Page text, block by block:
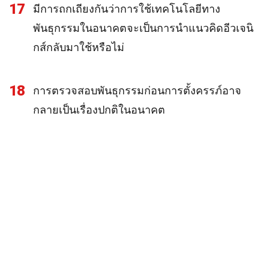
17
มีการถกเถียงกันว่าการใช้เทคโนโลยีทาง
พันธุกรรมในอนาคตจะเป็นการนำแนวคิดอีวเจนิ
กส์กลับมาใช้หรือไม่
18
การตรวจสอบพันธุกรรมก่อนการตั้งครรภ์อาจ
กลายเป็นเรื่องปกติในอนาคต